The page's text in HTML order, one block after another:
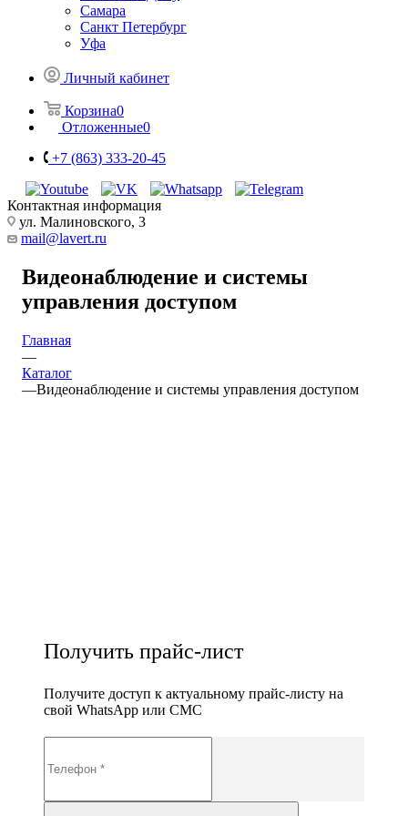
Самара
Санкт Петербург
Уфа
Личный кабинет
Корзина0
Отложенные0
+7 (863) 333-20-45
Контактная информация
ул. Малиновского, 3
mail@lavert.ru
Видеонаблюдение и системы
управления доступом
Главная
—
Каталог
—Видеонаблюдение и системы управления доступом
Получить прайс-лист
Получите доступ к актуальному прайс-листу на
свой WhatsApp или СМС